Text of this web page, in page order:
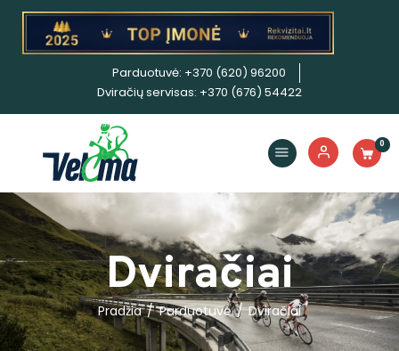
Parduotuvė: +370 (620) 96200
Dviračių servisas: +370 (676) 54422
0
Dviračiai
Pradžia Parduotuvė Dviračiai
Dviračiai
Priedai
Servisas
Išpardavimas!
Nuoma
E. piniginė